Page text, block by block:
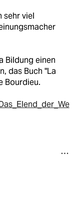
sehr viel
Bildung einen
das Buch "La
Bourdieu.